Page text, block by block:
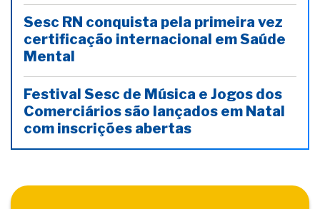
Sesc RN conquista pela primeira vez
certificação internacional em Saúde
Mental
Festival Sesc de Música e Jogos dos
Comerciários são lançados em Natal
com inscrições abertas